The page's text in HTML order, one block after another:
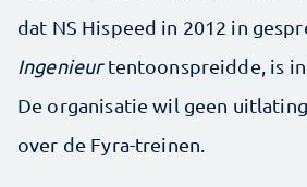
dat NS Hispeed in 2012 in
Ingenieurtentoonspreidde, is in
De organisatie wil geen
over de Fyra-treinen.